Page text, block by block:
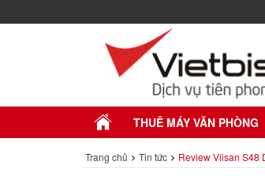
THUÊ MÁY VĂN PHÒNG
Trang chủ Tin tức Review Viisan S48